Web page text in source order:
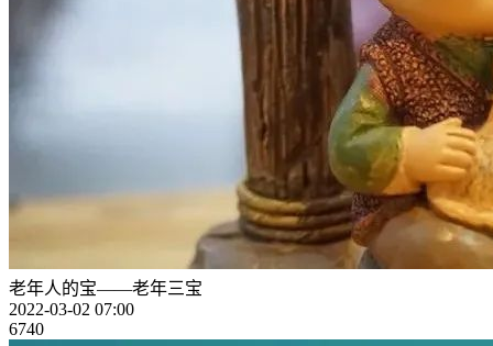
老年人的宝——老年三宝
2022-03-02 07:00
6740